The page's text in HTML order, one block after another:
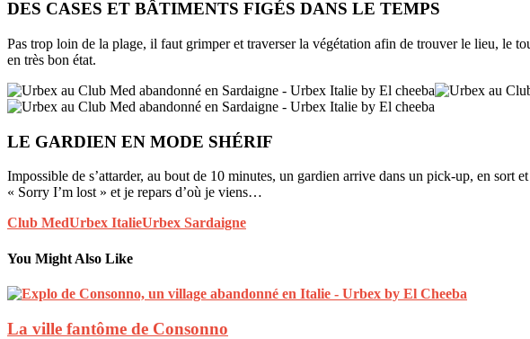
DES CASES ET BÂTIMENTS FIGÉS DANS LE TEMPS
Pas trop loin de la plage, il faut grimper et traverser la végétation afin de trouver le lieu, le
en très bon état.
LE GARDIEN EN MODE SHÉRIF
Impossible de s’attarder, au bout de 10 minutes, un gardien arrive dans un pick-up, en
« Sorry I’m lost » et je repars d’où je viens…
Club MedUrbex ItalieUrbex Sardaigne
You Might Also Like
La ville fantôme de Consonno